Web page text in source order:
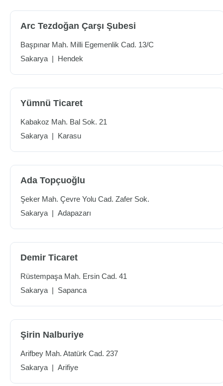
Arc Tezdoğan Çarşı Şubesi
Başpınar Mah. Milli Egemenlik Cad. 13/C
Sakarya | Hendek
Yümnü Ticaret
Kabakoz Mah. Bal Sok. 21
Sakarya | Karasu
Ada Topçuoğlu
Şeker Mah. Çevre Yolu Cad. Zafer Sok.
Sakarya | Adapazarı
Demir Ticaret
Rüstempaşa Mah. Ersin Cad. 41
Sakarya | Sapanca
Şirin Nalburiye
Arifbey Mah. Atatürk Cad. 237
Sakarya | Arifiye